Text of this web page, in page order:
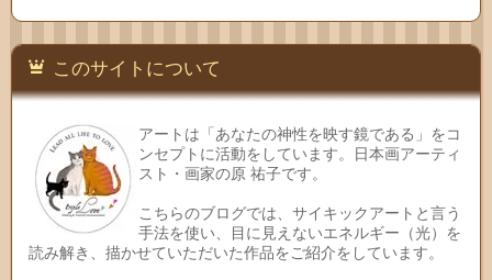
このサイトについて
アートは「あなたの神性を映す鏡である」をコ
ンセプトに活動をしています。日本画アーティ
スト・画家の原 祐子です。
こちらのブログでは、サイキックアートと言う
手法を使い、目に見えないエネルギー（光）を
読み解き、描かせていただいた作品をご紹介をしています。